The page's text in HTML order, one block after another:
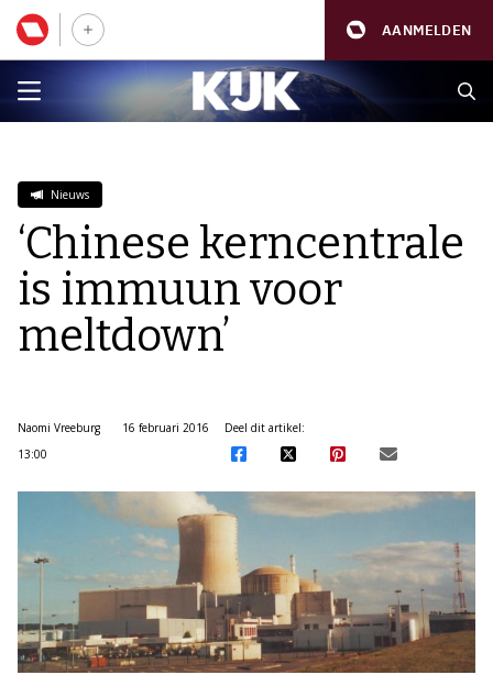
AANMELDEN
Nieuws
‘Chinese kerncentrale
is immuun voor
meltdown’
Naomi Vreeburg
16 februari 2016
13:00
Deel dit artikel: